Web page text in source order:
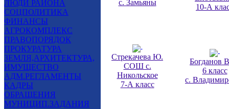
ЛЮДИ РАЙОНА
СОЦПОЛИТИКА
ФИНАНСЫ
АГРОКОМПЛЕКС
ПРАВОПОРЯДОК
ПРОКУРАТУРА
ЗЕМЛЯ,АРХИТЕКТУРА,
ИМУЩЕСТВО
АДМ.РЕГЛАМЕНТЫ
КАДРЫ
ОБРАЩЕНИЯ
МУНИЦИП.ЗАДАНИЯ
с. Замьяны
10-А
Стрекачева Ю.
СОШ с.
Никольское
7-А класс
Богданов
6 класс
с.